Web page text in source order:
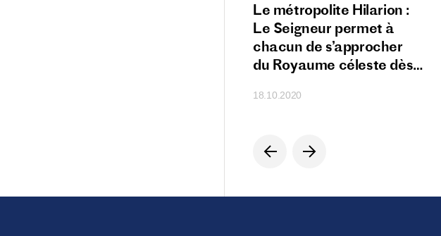
Le métropolite Hilarion :
Le Seigneur permet à
chacun de s’approcher
du Royaume céleste dès
18.10.2020